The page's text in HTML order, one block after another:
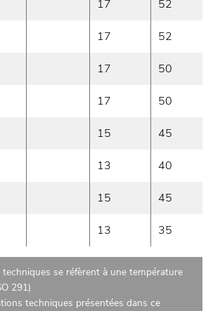
17 52
17 52
17 50
17 50
15 45
13 40
15 45
13 35
se réfèrent à une température
291)
techniques présentées dans ce